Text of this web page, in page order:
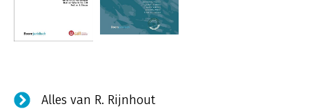
Alles van R. Rijnhout